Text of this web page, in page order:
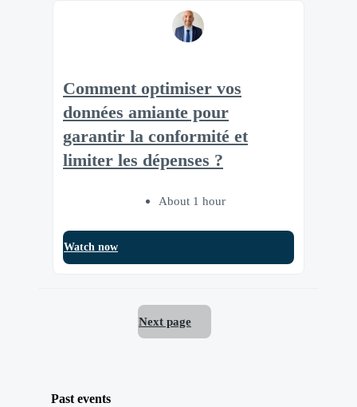
Comment optimiser vos
données amiante pour
garantir la conformité et
limiter les dépenses ?
About 1 hour
Watch now
Next page
Past events